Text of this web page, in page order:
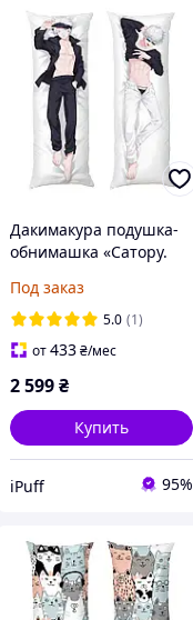
Дакимакура подушка-
обнимашка «Сатору.
Gojo» габардин 180х60
см
Под заказ
5.0 (1)
от433 ₴/мес
2 599 ₴
Купить
iPuff 95%